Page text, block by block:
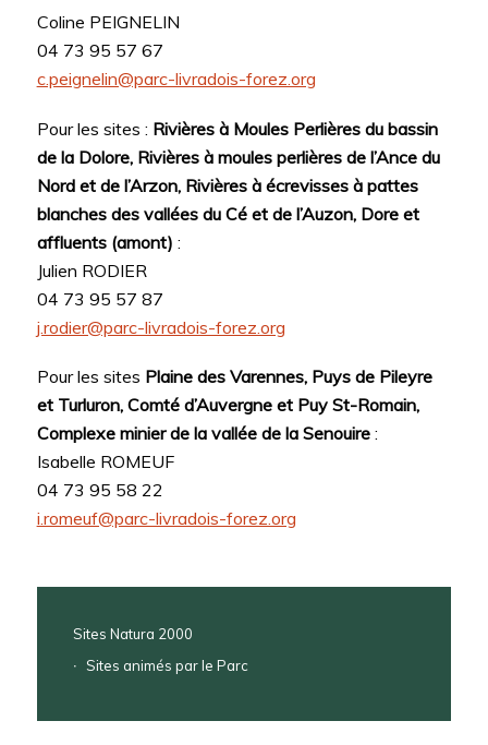
Coline PEIGNELIN
04 73 95 57 67
c.peignelin@parc-livradois-forez.org
Pour les sites : Rivières à Moules Perlières du bassin
de la Dolore, Rivières à moules perlières de l’Ance du
Nord et de l’Arzon, Rivières à écrevisses à pattes
blanches des vallées du Cé et de l’Auzon, Dore et
affluents (amont) :
Julien RODIER
04 73 95 57 87
j.rodier@parc-livradois-forez.org
Pour les sites Plaine des Varennes, Puys de Pileyre
et Turluron, Comté d’Auvergne et Puy St-Romain,
Complexe minier de la vallée de la Senouire :
Isabelle ROMEUF
04 73 95 58 22
i.romeuf@parc-livradois-forez.org
Sites Natura 2000
Sites animés par le Parc